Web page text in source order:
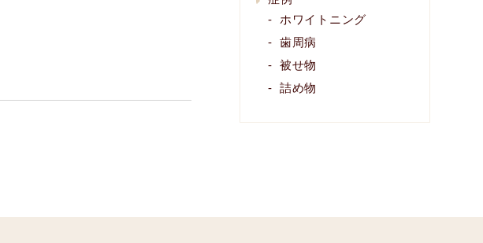
ホワイトニング
歯周病
被せ物
詰め物